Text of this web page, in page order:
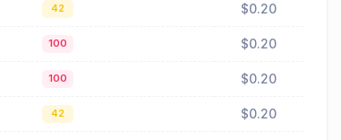
42 $0.20
100 $0.20
100 $0.20
42 $0.20